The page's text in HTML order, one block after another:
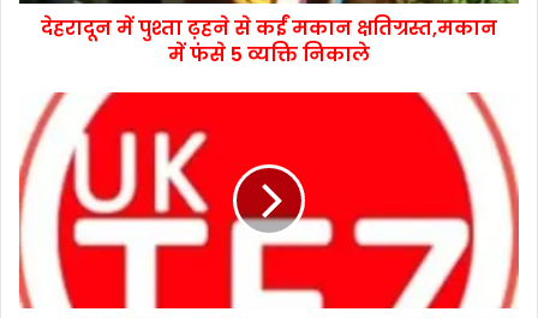
देहरादून में पुश्ता ढ़हने से कईं मकान क्षतिग्रस्त,मकान
में फंसे 5 व्यक्ति निकाले